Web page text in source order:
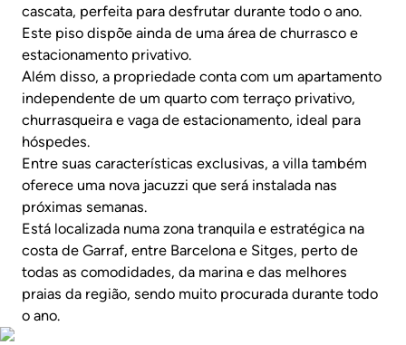
cascata, perfeita para desfrutar durante todo o ano.
Este piso dispõe ainda de uma área de churrasco e
estacionamento privativo.
Além disso, a propriedade conta com um apartamento
independente de um quarto com terraço privativo,
churrasqueira e vaga de estacionamento, ideal para
hóspedes.
Entre suas características exclusivas, a villa também
oferece uma nova jacuzzi que será instalada nas
próximas semanas.
Está localizada numa zona tranquila e estratégica na
costa de Garraf, entre Barcelona e Sitges, perto de
todas as comodidades, da marina e das melhores
praias da região, sendo muito procurada durante todo
o ano.